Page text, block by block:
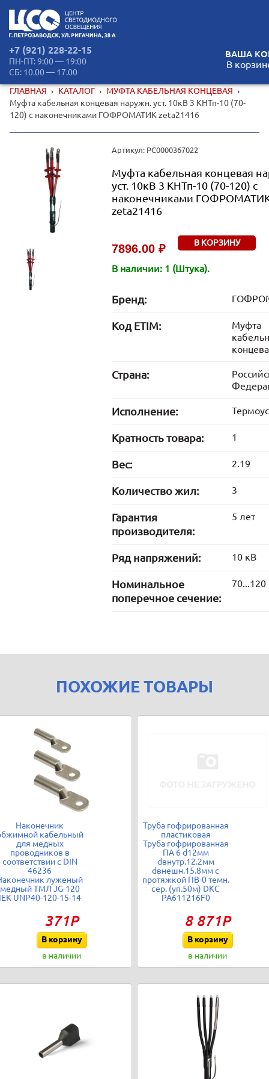
+7 (921) 228-22-15
ПН-ПТ: 9:00 — 19:00
СБ: 10.00 — 17.00
ВАША
В
ГЛАВНАЯ КАТАЛОГ
МУФТА КАБЕЛЬНАЯ КОНЦЕВАЯ
Муфта кабельная концевая наружн. уст. 10кВ 3 КНТп-10 (70-
120) с наконечниками ГОФРОМАТИК zeta21416
Артикул: РС0000367022
Муфта кабельная концевая
уст. 10кВ 3 КНТп-10 (70-120) с
наконечниками
zeta21416
7896.00 ₽ В КОРЗИНУ
В наличии: 1 (Штука).
Бренд:
Код ETIM:
Муфта
Страна:
Исполнение:
Кратность товара: 1
Вес: 2.19
Количество жил: 3
Гарантия
производителя:
5 лет
Ряд напряжений: 10 кВ
Номинальное
поперечное сечение:
70...120
ПОХОЖИЕ ТОВАРЫ
Наконечник
кабельный
для медных
проводников в
соответствии с DIN
46236
луженый
медный ТМЛ JG-120
UNP40-120-15-14
371Р
В корзину
в наличии
Труба гофрированная
пластиковая
Труба гофрированная
ПА 6 d12мм
dвнутр.12.2мм
dвнешн.15.8мм с
протяжкой ПВ-0 темн.
сер. (уп.50м) DKC
PA611216F0
8 871Р
В корзину
в наличии